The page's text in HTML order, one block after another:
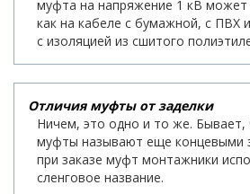
муфта на напряжение 1 кВ
как на кабеле с бумажной, с ПВХ
с изоляцией из сшитого
Отличия муфты от заделки
Ничем, это одно и то же. Бывает,
муфты называют еще концевыми
при заказе муфт монтажники
сленговое название.